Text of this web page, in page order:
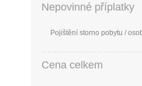
Nepovinné příplatky
Pojištění storno pobytu /
Cena celkem